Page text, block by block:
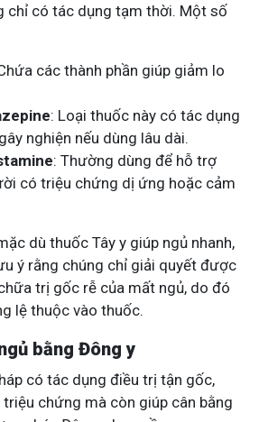
chỉ có tác dụng tạm thời. Một số
các thành phần giúp giảm lo
: Loại thuốc này có tác dụng
nghiện nếu dùng lâu dài.
: Thường dùng để hỗ trợ
có triệu chứng dị ứng hoặc cảm
dù thuốc Tây y giúp ngủ nhanh,
ý rằng chúng chỉ giải quyết được
trị gốc rễ của mất ngủ, do đó
lệ thuộc vào thuốc.
bằng Đông y
có tác dụng điều trị tận gốc,
chứng mà còn giúp cân bằng